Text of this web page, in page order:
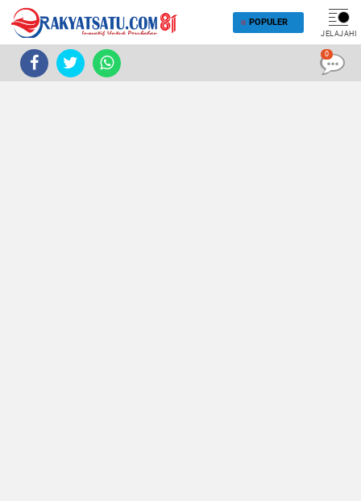
POPULER
JELAJAHI
0